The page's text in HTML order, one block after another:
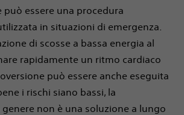
può essere una procedura
in situazioni di emergenza.
di scosse a bassa energia al
rapidamente un ritmo cardiaco
può essere anche eseguita
i rischi siano bassi, la
non è una soluzione a lungo